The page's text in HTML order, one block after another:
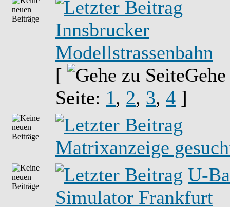
Innsbrucker
Modellstrassenbahn
[
Seite: 1, 2, 3, 4 ]
Matrixanzeige
U-
Simulator Frankfurt